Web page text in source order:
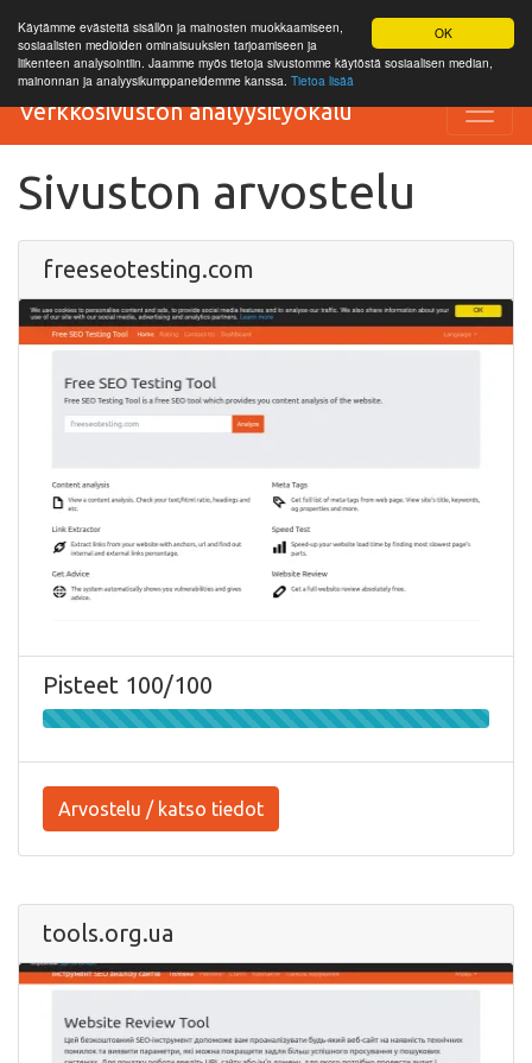
OK
Käytämme evästeitä sisällön ja mainosten muokkaamiseen,
sosiaalisten medioiden ominaisuuksien tarjoamiseen ja
liikenteen analysointiin. Jaamme myös tietoja sivustomme käytöstä sosiaalisen median,
mainonnan ja analyysikumppaneidemme kanssa. Tietoa lisää
Verkkosivuston analyysityökalu
Sivuston arvostelu
freeseotesting.com
Pisteet 100/100
Arvostelu / katso tiedot
tools.org.ua